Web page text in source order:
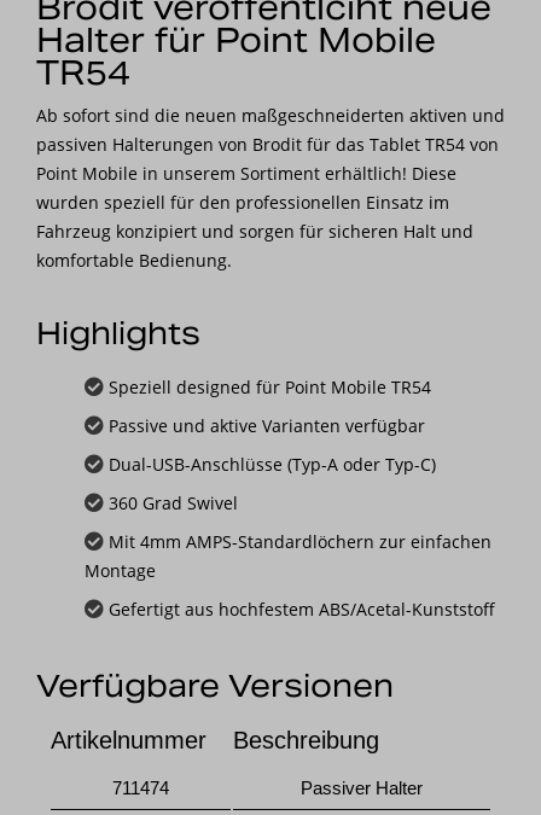
Halter für Point Mobile
TR54
Ab sofort sind die neuen maßgeschneiderten aktiven und
passiven Halterungen von Brodit für das Tablet TR54 von
Point Mobile in unserem Sortiment erhältlich! Diese
wurden speziell für den professionellen Einsatz im
Fahrzeug konzipiert und sorgen für sicheren Halt und
komfortable Bedienung.
Highlights
Speziell designed für Point Mobile TR54
Passive und aktive Varianten verfügbar
Dual-USB-Anschlüsse (Typ-A oder Typ-C)
360 Grad Swivel
Mit 4mm AMPS-Standardlöchern zur einfachen
Montage
Gefertigt aus hochfestem ABS/Acetal-Kunststoff
Verfügbare Versionen
Artikelnummer Beschreibung
711474 Passiver Halter